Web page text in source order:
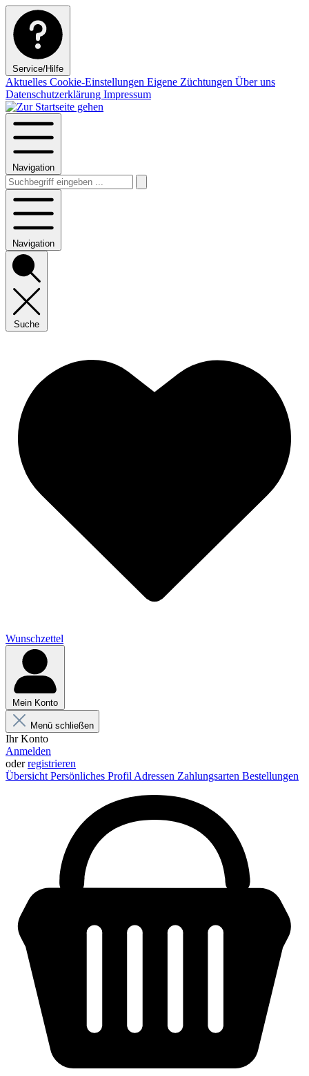
Service/Hilfe
Aktuelles Cookie-Einstellungen Eigene Züchtungen Über uns
Datenschutzerklärung Impressum
Navigation
Navigation
Suche
Wunschzettel
Mein Konto
Menü schließen
Ihr Konto
Anmelden
oderregistrieren
Übersicht Persönliches Profil Adressen Zahlungsarten Bestellungen